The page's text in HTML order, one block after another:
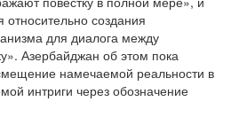
относительно создания
для диалога между
Азербайджан об этом пока
намечаемой реальности в
интриги через обозначение